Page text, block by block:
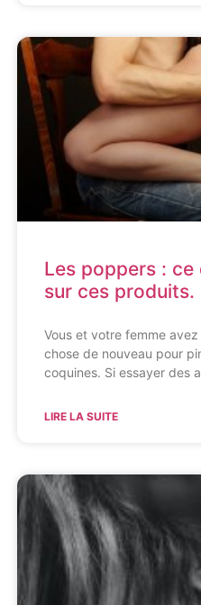
Les poppers : ce
sur ces produits.
Vous et votre femme
chose de nouveau pour
coquines. Si essayer des
LIRE LA SUITE